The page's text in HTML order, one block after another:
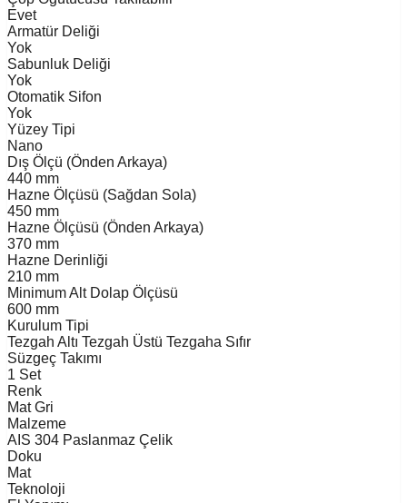
Evet
Armatür Deliği
Yok
Sabunluk Deliği
Yok
Otomatik Sifon
Yok
Yüzey Tipi
Nano
Dış Ölçü (Önden Arkaya)
440 mm
Hazne Ölçüsü (Sağdan Sola)
450 mm
Hazne Ölçüsü (Önden Arkaya)
370 mm
Hazne Derinliği
210 mm
Minimum Alt Dolap Ölçüsü
600 mm
Kurulum Tipi
Tezgah Altı Tezgah Üstü Tezgaha Sıfır
Süzgeç Takımı
1 Set
Renk
Mat Gri
Malzeme
AIS 304 Paslanmaz Çelik
Doku
Mat
Teknoloji